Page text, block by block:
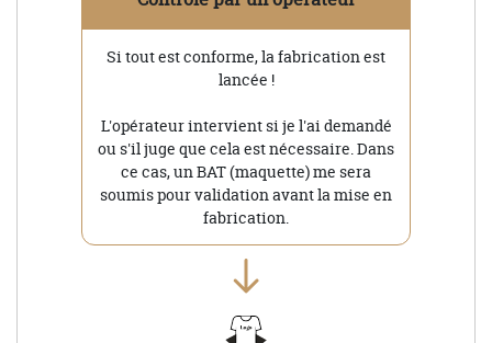
Si tout est conforme, la fabrication est
lancée !
L'opérateur intervient si je l'ai demandé
ou s'il juge que cela est nécessaire. Dans
ce cas, un BAT (maquette) me sera
soumis pour validation avant la mise en
fabrication.